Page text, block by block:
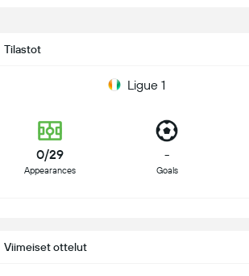
Tilastot
Ligue 1
0/29
Appearances
-
Goals
Viimeiset ottelut